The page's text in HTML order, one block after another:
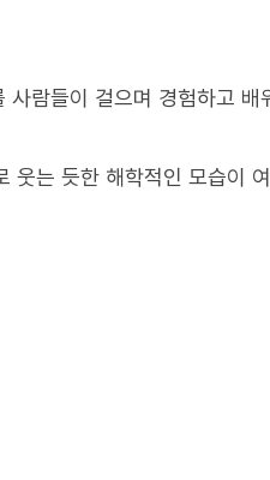
람들이 걸으며 경험하고 배
웃는 듯한 해학적인 모습이